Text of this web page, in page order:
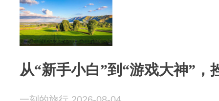
从“新手小白”到“游戏大神”，